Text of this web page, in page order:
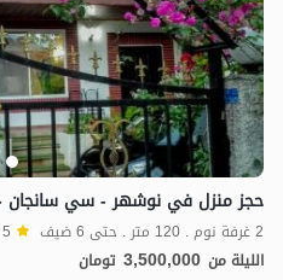
حجز منزل في نوشهر - سي سانجان -
2 غرفة نوم . 120 متر . حتى 6 ضيف 5
الليلة من 3,500,000 تومان